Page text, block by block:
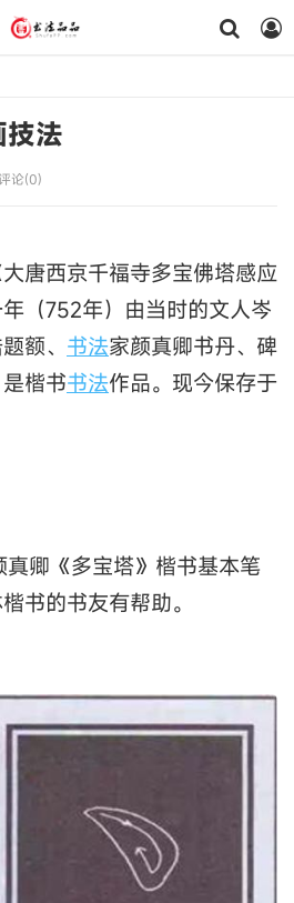
法
评论(0)
唐西京千福寺多宝佛塔感应
（752年）由当时的文人岑
额、 书法家颜真卿书丹、碑
楷书书法作品。现今保存于
卿《多宝塔》楷书基本笔
书的书友有帮助。